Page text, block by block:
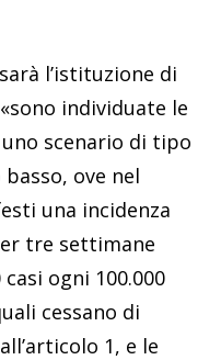
l’istituzione di
«sono individuate le
scenario di tipo
ove nel
una incidenza
tre settimane
ogni 100.000
cessano di
1, e le